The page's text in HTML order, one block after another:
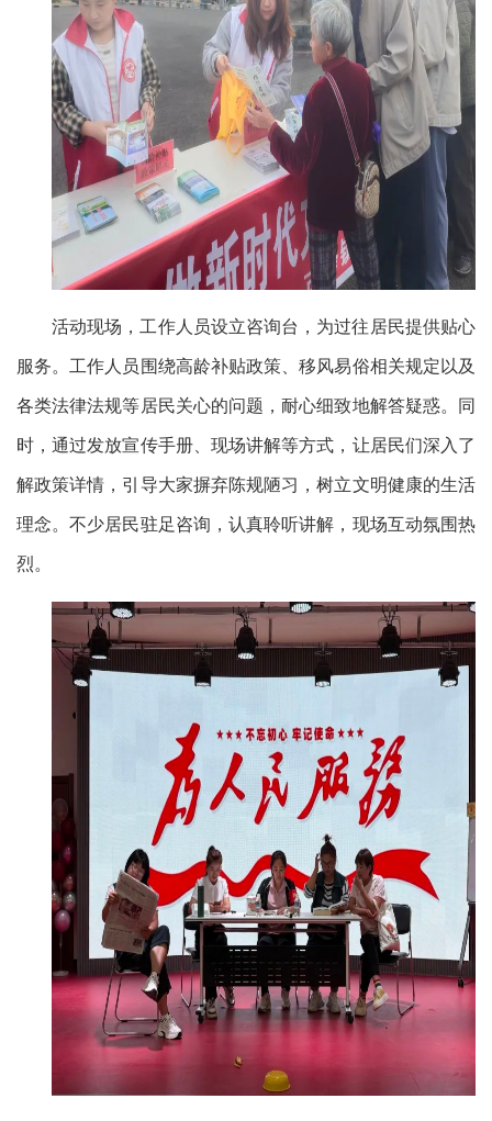
活动现场，工作人员设立咨询台，为过往居民提供贴心
服务。工作人员围绕高龄补贴政策、移风易俗相关规定以及
各类法律法规等居民关心的问题，耐心细致地解答疑惑。同
时，通过发放宣传手册、现场讲解等方式，让居民们深入了
解政策详情，引导大家摒弃陈规陋习，树立文明健康的生活
理念。不少居民驻足咨询，认真聆听讲解，现场互动氛围热
烈。